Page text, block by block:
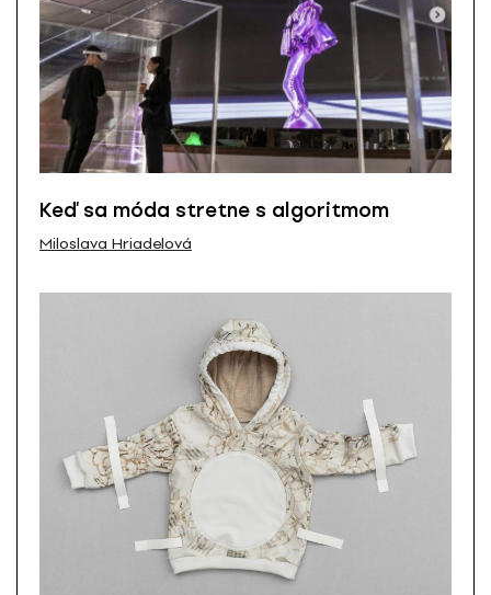
Keď sa móda stretne s algoritmom
Miloslava Hriadelová